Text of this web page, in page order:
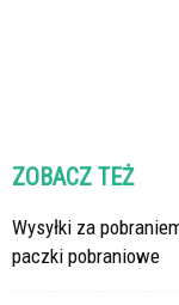
ZOBACZ TEŻ
Wysyłki za
paczki pobraniowe